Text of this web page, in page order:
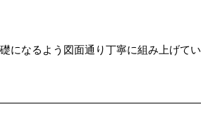
になるよう図面通り丁寧に組み上げてい